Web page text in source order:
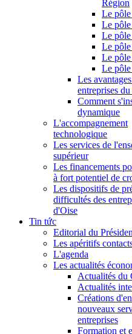
Région
Le
Le
Le
Le
Le
Le
Les
entreprises
Comment
dynamique
L'accompagnement
technologique
Les services de
supérieur
Les financements
à fort potentiel de
Les dispositifs de
difficultés des
d'Oise
Tin tức
Editorial du
Les apéritifs
L'agenda
Les actualités
Actualités du
Actualités
Créations
nouveaux
entreprises
Formation et